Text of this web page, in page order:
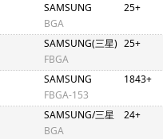
SAMSUNG
BGA
25+
SAMSUNG(三星)
FBGA
25+
SAMSUNG
FBGA-153
1843+
SAMSUNG/三星
BGA
24+